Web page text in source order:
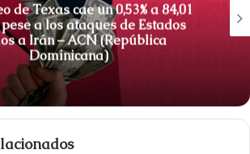
de Texas cae un 0,53% a 84,01
a los ataques de Estados
a Irán – ACN (República
Dominicana)